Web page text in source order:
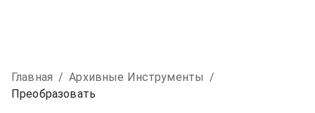
Главная / Архивные Инструменты /
Преобразовать